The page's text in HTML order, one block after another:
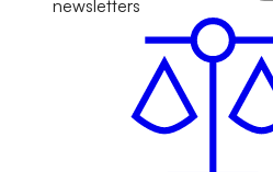
newsletters